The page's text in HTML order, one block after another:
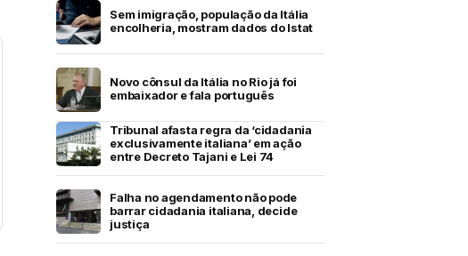
Sem imigração, população da Itália
encolheria, mostram dados do Istat
Novo cônsul da Itália no Rio já foi
embaixador e fala português
Tribunal afasta regra da ‘cidadania
exclusivamente italiana’ em ação
entre Decreto Tajani e Lei 74
Falha no agendamento não pode
barrar cidadania italiana, decide
justiça